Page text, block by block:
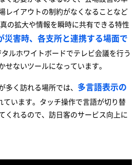
レイアウトの制約がなくなることなど
の拡大や情報を瞬時に共有できる特性
災害時、各支所と連携する場面で
ルホワイトボードでテレビ会議を行う
せないツールになっています。
く訪れる場所では、 多言語表示の
ています。タッチ操作で言語が切り替
くれるので、訪日客のサービス向上に